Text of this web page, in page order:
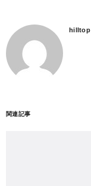
hilltop
関連記事